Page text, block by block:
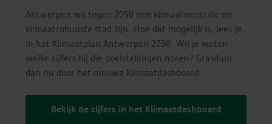
Antwerpen wil tegen 2050 een klimaatneutrale en
klimaatrobuuste stad zijn. Hoe dat mogelijk is, lees je
in het Klimaatplan Antwerpen 2030. Wil je weten
welke cijfers bij die doelstellingen horen? Grasduin
dan nu door het nieuwe Klimaatdashboard.
Bekijk de cijfers in het Klimaatdashboard